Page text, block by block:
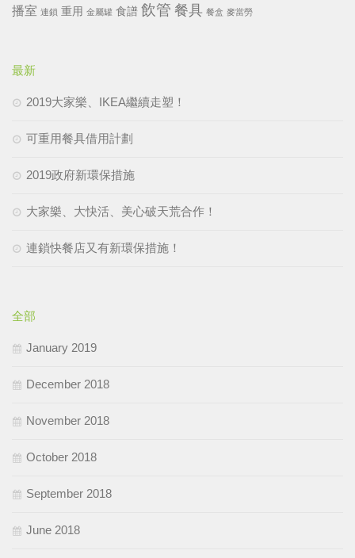
播室 連鎖 重用 金屬罐 食譜 飲管 餐具 餐盒 麥當勞
最新
2019大家樂、IKEA繼續走塑！
可重用餐具借用計劃
2019政府新環保措施
大家樂、大快活、美心破天荒合作！
連鎖快餐店又有新環保措施！
全部
January 2019
December 2018
November 2018
October 2018
September 2018
June 2018